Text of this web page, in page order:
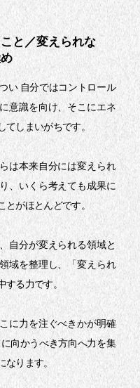
と／変えられな
い 自分ではコントロール
意識を向け、そこにエネ
てしまいがちです。
は本来自分には変えられ
、いくら考えても成果に
とがほとんどです。
自分が変えられる領域と
域を整理し、「変えられ
する力です。
に力を注ぐべきかが明確
向かうべき方向へ力を集
なります。